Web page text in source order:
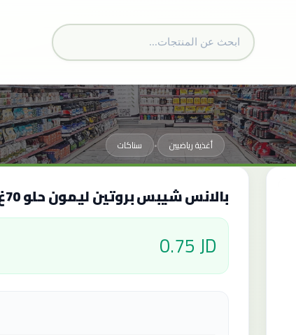
أغذية رياضيين • سناكات
بالانس شيبس بروتين ليمون حلو 70غ
0.75 JD